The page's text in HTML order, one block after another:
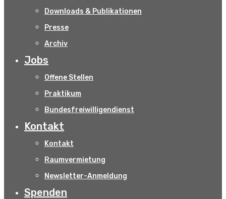
Downloads & Publikationen
Presse
Archiv
Jobs
Offene Stellen
Praktikum
Bundesfreiwilligendienst
Kontakt
Kontakt
Raumvermietung
Newsletter-Anmeldung
Spenden